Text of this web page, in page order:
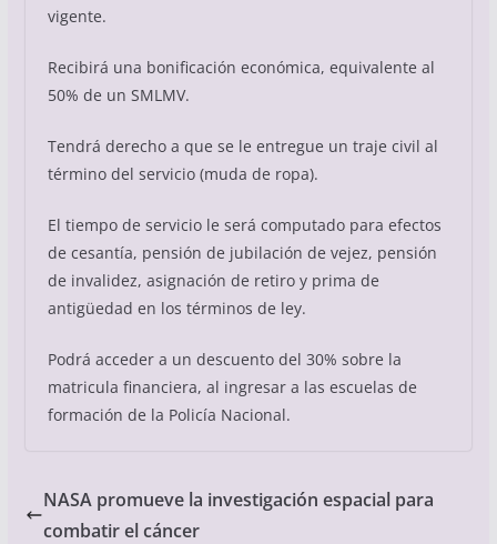
vigente.
Recibirá una bonificación económica, equivalente al
50% de un SMLMV.
Tendrá derecho a que se le entregue un traje civil al
término del servicio (muda de ropa).
El tiempo de servicio le será computado para efectos
de cesantía, pensión de jubilación de vejez, pensión
de invalidez, asignación de retiro y prima de
antigüedad en los términos de ley.
Podrá acceder a un descuento del 30% sobre la
matricula financiera, al ingresar a las escuelas de
formación de la Policía Nacional.
NASA promueve la investigación espacial para
combatir el cáncer